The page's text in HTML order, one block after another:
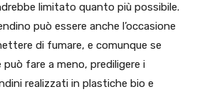
limitato quanto più possibile.
può essere anche l’occasione
di fumare, e comunque se
fare a meno, prediligere i
realizzati in plastiche bio e